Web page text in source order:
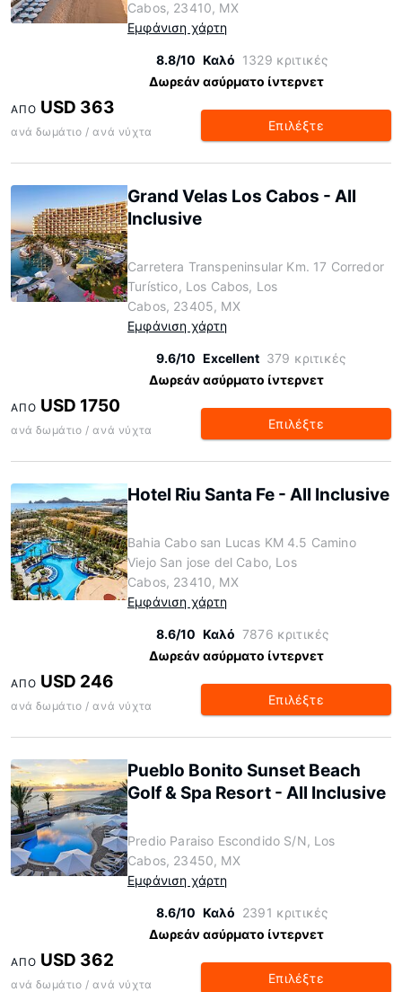
Cabos, 23410, MX
Εμφάνιση χάρτη
8.8/10 Καλό 1329 κριτικές
Δωρεάν ασύρματο ίντερνετ
ΑΠΌ USD 363
ανά δωμάτιο / ανά νύχτα Επιλέξτε
Grand Velas Los Cabos - All
Inclusive
Carretera Transpeninsular Km. 17 Corredor
Turístico, Los Cabos, Los
Cabos, 23405, MX
Εμφάνιση χάρτη
9.6/10 Excellent 379 κριτικές
Δωρεάν ασύρματο ίντερνετ
ΑΠΌ USD 1750
ανά δωμάτιο / ανά νύχτα Επιλέξτε
Hotel Riu Santa Fe - All Inclusive
Bahia Cabo san Lucas KM 4.5 Camino
Viejo San jose del Cabo, Los
Cabos, 23410, MX
Εμφάνιση χάρτη
8.6/10 Καλό 7876 κριτικές
Δωρεάν ασύρματο ίντερνετ
ΑΠΌ USD 246
ανά δωμάτιο / ανά νύχτα Επιλέξτε
Pueblo Bonito Sunset Beach
Golf & Spa Resort - All Inclusive
Predio Paraiso Escondido S/N, Los
Cabos, 23450, MX
Εμφάνιση χάρτη
8.6/10 Καλό 2391 κριτικές
Δωρεάν ασύρματο ίντερνετ
ΑΠΌ USD 362
ανά δωμάτιο / ανά νύχτα Επιλέξτε